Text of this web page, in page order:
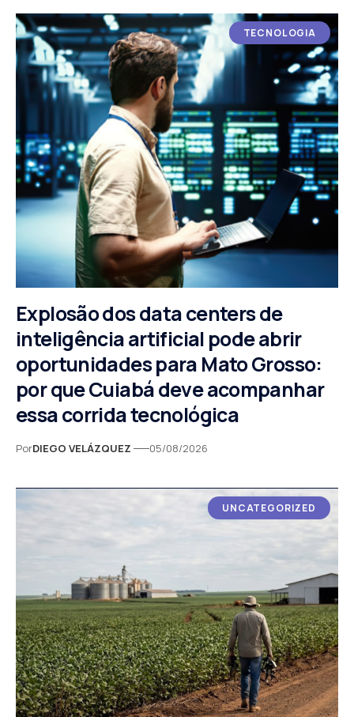
TECNOLOGIA
Explosão dos data centers de
inteligência artificial pode abrir
oportunidades para Mato Grosso:
por que Cuiabá deve acompanhar
essa corrida tecnológica
PorDIEGO VELÁZQUEZ 05/08/2026
UNCATEGORIZED